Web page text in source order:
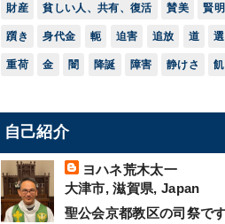
財産 貧しい人、共有、復活 賛美 賢
躓き 身代金 軛 迫害 追放 道
重荷 金 闇 降誕 障害 静けさ
自己紹介
ヨハネ荒木太一
大津市, 滋賀県, Japan
聖公会京都教区の司祭で